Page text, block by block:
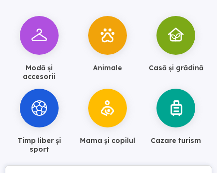
Modă și
accesorii
Animale Casă și grădină
Timp liber și
sport
Mama și copilul Cazare turism